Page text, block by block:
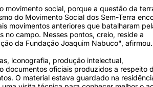
movimento social, porque a questão da
do Movimento Social dos Sem-Terra
movimentos anteriores que batalharam
no campo. Nesses pontos, creio, reside a
da Fundação Joaquim Nabuco", afirmou.
iconografia, produção intelectual,
documentos oficiais produzidos a respeito
O material estava guardado na